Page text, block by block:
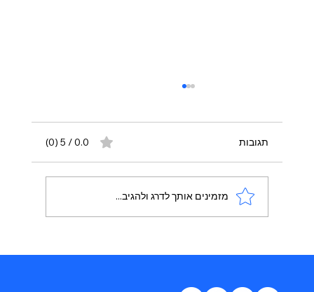
תגובות 0.0 / 5 ‏(0)
מזמינים אותך לדרג ולהגיב...